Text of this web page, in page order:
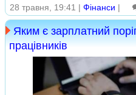
28 травня, 19:41 | Фінанси |
Яким є зарплатний
працівників